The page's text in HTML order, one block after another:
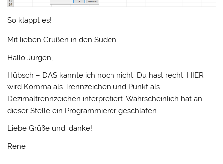
So klappt es!
Mit lieben Grüßen in den Süden.
Hallo Jürgen,
Hübsch – DAS kannte ich noch nicht. Du hast recht: HIER
wird Komma als Trennzeichen und Punkt als
Dezimaltrennzeichen interpretiert. Wahrscheinlich hat an
dieser Stelle ein Programmierer geschlafen …
Liebe Grüße und: danke!
Rene